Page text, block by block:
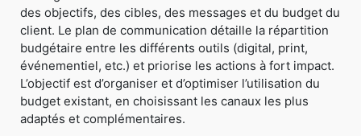
des objectifs, des cibles, des messages et du budget du
client. Le plan de communication détaille la répartition
budgétaire entre les différents outils (digital, print,
événementiel, etc.) et priorise les actions à fort impact.
L’objectif est d’organiser et d’optimiser l’utilisation du
budget existant, en choisissant les canaux les plus
adaptés et complémentaires.